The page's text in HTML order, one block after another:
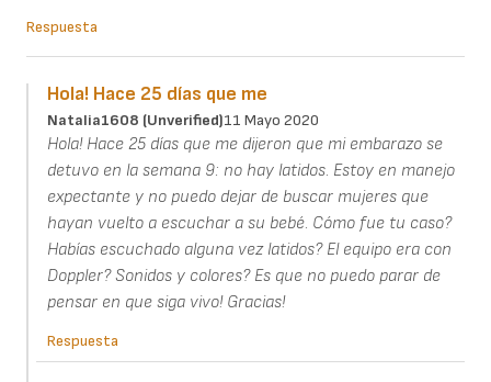
Respuesta
Hola! Hace 25 días que me
Natalia1608 (unverified)11 Mayo 2020
Hola! Hace 25 días que me dijeron que mi embarazo se
detuvo en la semana 9: no hay latidos. Estoy en manejo
expectante y no puedo dejar de buscar mujeres que
hayan vuelto a escuchar a su bebé. Cómo fue tu caso?
Habías escuchado alguna vez latidos? El equipo era con
Doppler? Sonidos y colores? Es que no puedo parar de
pensar en que siga vivo! Gracias!
Respuesta